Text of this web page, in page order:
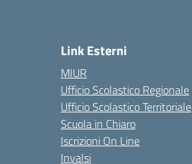
Link Esterni
MIUR
Ufficio Scolastico Regionale
Ufficio Scolastico Territoriale
Scuola in Chiaro
Iscrizioni On Line
Invalsi